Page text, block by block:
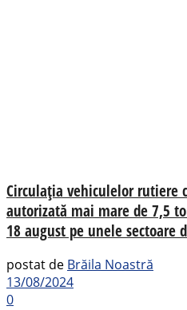
Circulația vehiculelor rutiere
autorizată mai mare de 7,5
18 august pe unele sectoare
postat de Brăila Noastră
13/08/2024
0